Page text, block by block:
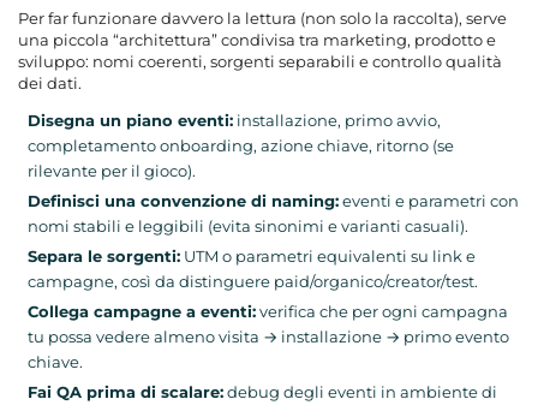
Per far funzionare davvero la lettura (non solo la raccolta), serve
una piccola “architettura” condivisa tra marketing, prodotto e
sviluppo: nomi coerenti, sorgenti separabili e controllo qualità
dei dati.
Disegna un piano eventi: installazione, primo avvio,
completamento onboarding, azione chiave, ritorno (se
rilevante per il gioco).
Definisci una convenzione di naming:eventi e parametri con
nomi stabili e leggibili (evita sinonimi e varianti casuali).
Separa le sorgenti: UTM o parametri equivalenti su link e
campagne, così da distinguere paid/organico/creator/test.
Collega campagne a eventi:verifica che per ogni campagna
tu possa vedere almeno visita → installazione → primo evento
chiave.
Fai QA prima di scalare:debug degli eventi in ambiente di